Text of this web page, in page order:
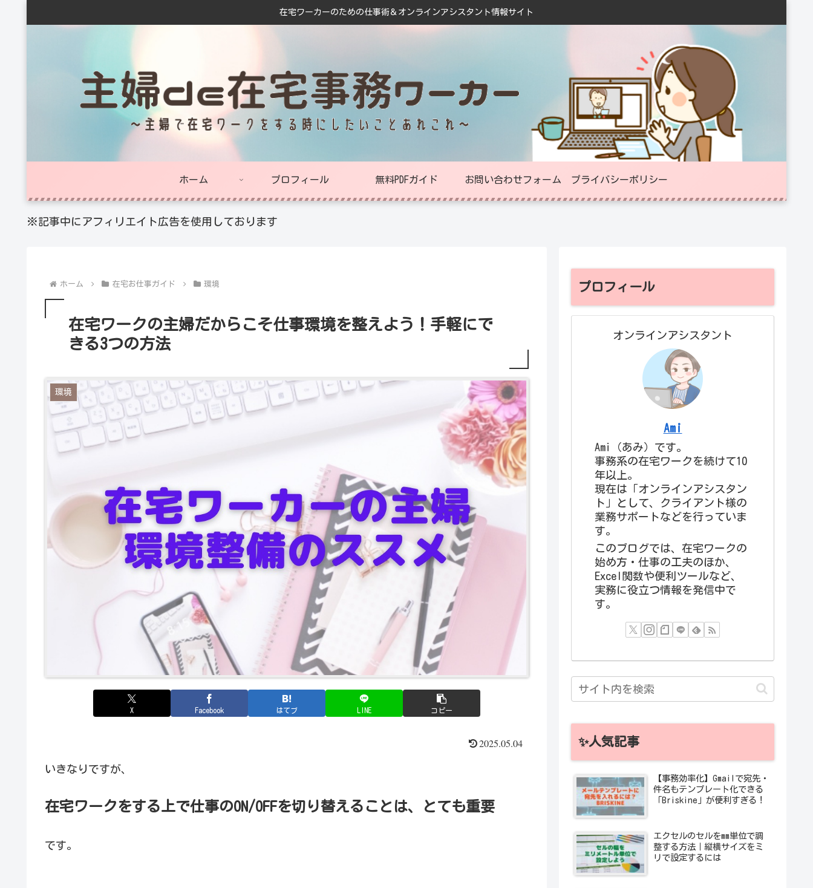
在宅ワーカーのための仕事術＆オンラインアシスタント情報サイト
ホーム プロフィール 無料PDFガイド お問い合わせフォーム プライバシーポリシー
※記事中にアフィリエイト広告を使用しております
ホーム 在宅お仕事ガイド 環境
在宅ワークの主婦だからこそ仕事環境を整えよう！手軽にで
きる3つの方法
環境
X Facebook はてブ LINE コピー
2025.05.04
いきなりですが、
在宅ワークをする上で仕事のON/OFFを切り替えることは、とても重要
です。
プロフィール
オンラインアシスタント
Ami
Ami（あみ）です。
事務系の在宅ワークを続けて10
年以上。
現在は「オンラインアシスタン
ト」として、クライアント様の
業務サポートなどを行っていま
す。
このブログでは、在宅ワークの
始め方・仕事の工夫のほか、
Excel関数や便利ツールなど、
実務に役立つ情報を発信中で
す。
✨人気記事
【事務効率化】Gmailで宛先・
件名もテンプレート化できる
「Briskine」が便利すぎる！
エクセルのセルをmm単位で調
整する方法｜縦横サイズをミ
リで設定するには